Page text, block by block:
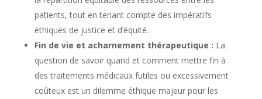
patients, tout en tenant compte des impératifs
éthiques de justice et d’équité.
Fin de vie et acharnement thérapeutique : La
question de savoir quand et comment mettre fin à
des traitements médicaux futiles ou excessivement
coûteux est un dilemme éthique majeur pour les